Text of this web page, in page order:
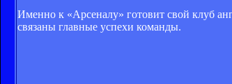
Именно к «Арсеналу» готовит свой клуб
связаны главные успехи команды.